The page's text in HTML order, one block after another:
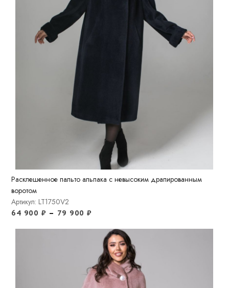
Расклешенное пальто альпака с невысоким драпированным
воротом
Артикул: LT1750V2
64 900 ₽ – 79 900₽